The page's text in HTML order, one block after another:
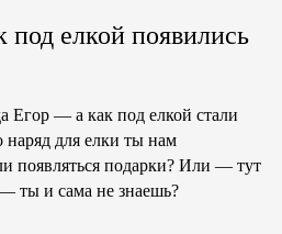
под елкой появились
Егор — а как под елкой стали
наряд для елки ты нам
появляться подарки? Или — тут
ты и сама не знаешь?